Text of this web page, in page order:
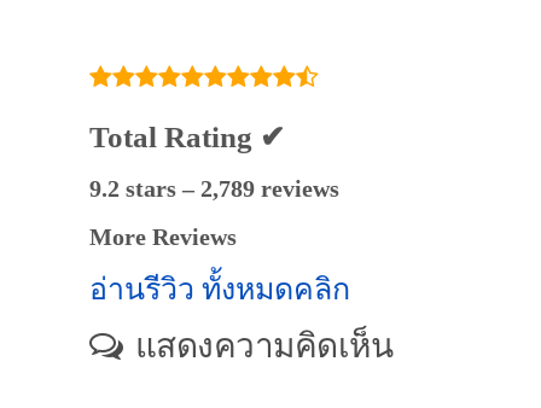
Total Rating ✔
9.2 stars – 2,789 reviews
More Reviews
อ่านรีวิว ทั้งหมดคลิก
แสดงความคิดเห็น